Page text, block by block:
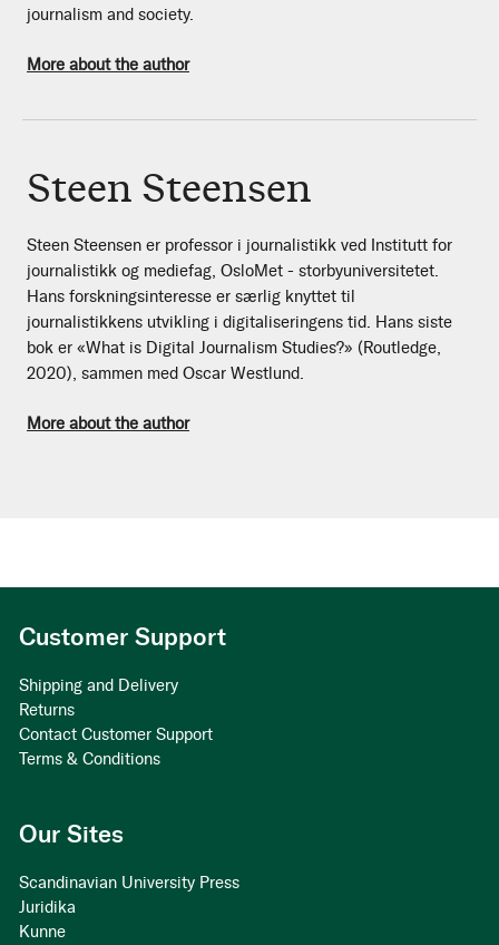
journalism and society.
More about the author
Steen Steensen
Steen Steensen er professor i journalistikk ved Institutt for
journalistikk og mediefag, OsloMet - storbyuniversitetet.
Hans forskningsinteresse er særlig knyttet til
journalistikkens utvikling i digitaliseringens tid. Hans siste
bok er «What is Digital Journalism Studies?» (Routledge,
2020), sammen med Oscar Westlund.
More about the author
Customer Support
Shipping and Delivery
Returns
Contact Customer Support
Terms & Conditions
Our Sites
Scandinavian University Press
Juridika
Kunne